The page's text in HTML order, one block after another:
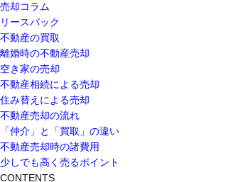
売却コラム
リースバック
不動産の買取
離婚時の不動産売却
空き家の売却
不動産相続による売却
住み替えによる売却
不動産売却の流れ
「仲介」と「買取」の違い
不動産売却時の諸費用
少しでも高く売るポイント
CONTENTS